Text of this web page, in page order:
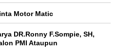
Motor Matic
DR.Ronny F.Sompie, SH,
PMI Ataupun